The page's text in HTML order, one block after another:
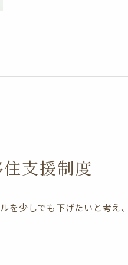
支援制度
少しでも下げたいと考え